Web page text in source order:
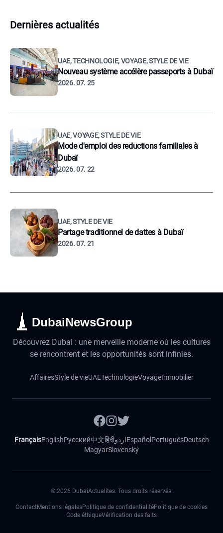
Dernières actualités
UAE, TECHNOLOGIE, VOYAGE, STYLE DE VIE
Nouveau système accélère passeports à Dubaï
2026. 07. 25
UAE, VOYAGE, STYLE DE VIE
Mode d'emploi des reductions familiales à
Dubaï
2026. 07. 22
UAE, STYLE DE VIE
Partage traditionnel de dattes à Dubaï
2026. 07. 21
DubaiNewsGroup
Découvrez Dubai : une merveille moderne où les cultures
se rencontrent et les opportunités sont infinies.
AffairesStyle de vieUAETechnologieVoyageImmobilier
FrançaisEnglishРусский中文हिंदीاردوEspañol PortuguêsDeutsch
MagyarSlovenský
© 2026 DubaiActualites. Tous droits réservés.
ContactMentions légalesPolitique de confidentialitéPolitique de cookies
Code éthiqueVérification des faits